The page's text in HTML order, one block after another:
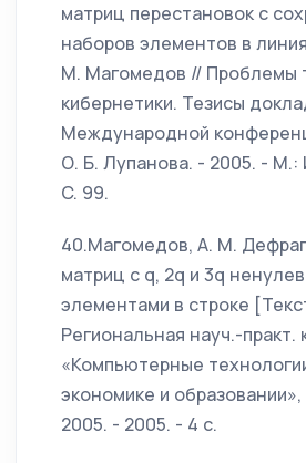
матриц перестановок с
наборов элементов в
М. Магомедов // Проблемы
кибернетики. Тезисы
Международной
О. Б. Лупанова. - 2005. -
C. 99.
40.Магомедов, А. М.
матриц с q, 2q и 3q
элементами в строке
Региональная науч.-
«Компьютерные
экономике и образовании»,
2005. - 2005. - 4 c.